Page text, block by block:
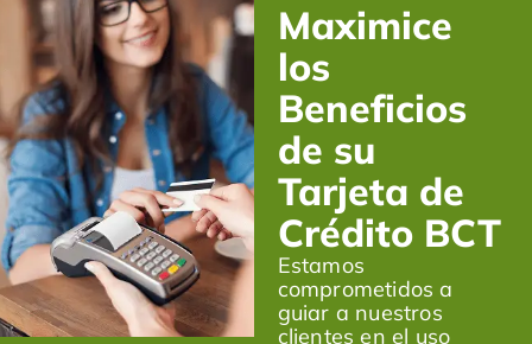
Maximice
los
Beneficios
de su
Tarjeta de
Crédito BCT
Estamos
comprometidos a
guiar a nuestros
clientes en el uso